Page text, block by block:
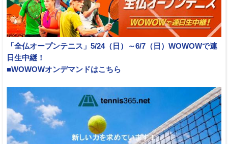
「全仏オープンテニス」5/24（日）～6/7（日）WOWOWで連
日生中継！
■WOWOWオンデマンドはこちら